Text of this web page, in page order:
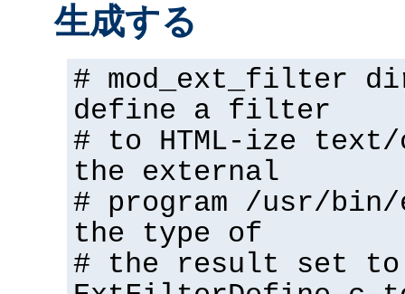
生成する
# mod_ext_filter
define a filter
# to HTML-ize
the external
# program /usr/
the type of
# the result set